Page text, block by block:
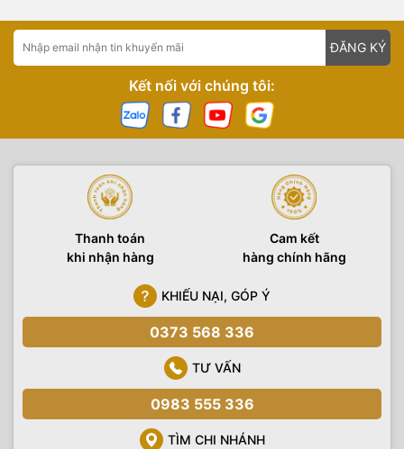
ĐĂNG KÝ
Kết nối với chúng tôi:
Thanh toán
khi nhận hàng
Cam kết
hàng chính hãng
KHIẾU NẠI, GÓP Ý
0373 568 336
TƯ VẤN
0983 555 336
TÌM CHI NHÁNH